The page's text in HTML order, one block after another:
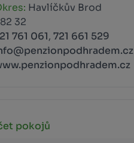
Havlíčkův Brod
32
761 061, 721 661 529
pokojů